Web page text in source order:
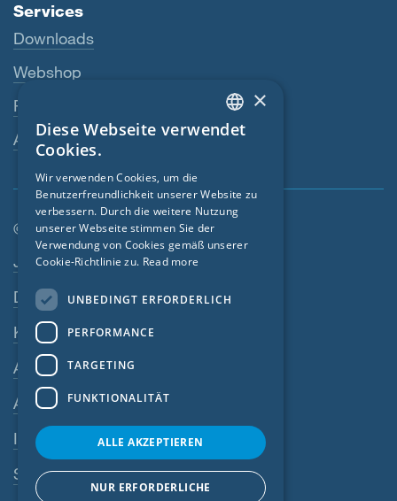
Services
Downloads
Webshop
Fachhändler
Ansprechpartner
© SIGA 2026
Footer-Navigation
Jobs
Datenschutz
Kontakt
AGB
AEB
Impressum
SIGA-Meldesystem
ENGLISH
FRENCH
CZECH
NORWEGIAN
×
Diese Webseite verwendet
Cookies.
Wir verwenden Cookies, um die
Benutzerfreundlichkeit unserer Website zu
verbessern. Durch die weitere Nutzung
unserer Webseite stimmen Sie der
Verwendung von Cookies gemäß unserer
Cookie-Richtlinie zu. Read more
UNBEDINGT ERFORDERLICH
PERFORMANCE
TARGETING
FUNKTIONALITÄT
ALLE AKZEPTIEREN
NUR ERFORDERLICHE